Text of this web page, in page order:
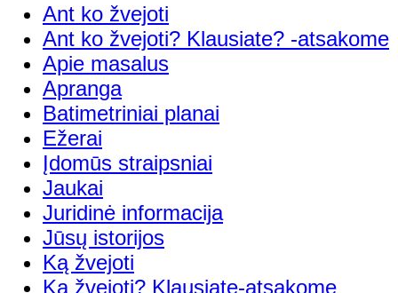
Ant ko žvejoti
Ant ko žvejoti? Klausiate? -atsakome
Apie masalus
Apranga
Batimetriniai planai
Ežerai
Įdomūs straipsniai
Jaukai
Juridinė informacija
Jūsų istorijos
Ką žvejoti
Ką žvejoti? Klausiate-atsakome